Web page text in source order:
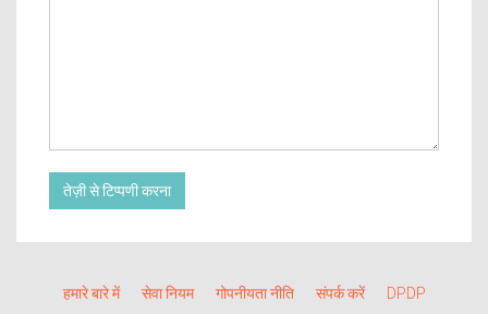
तेज़ी से टिप्पणी करना
हमारे बारे में सेवा नियम गोपनीयता नीति संपर्क करें DPDP